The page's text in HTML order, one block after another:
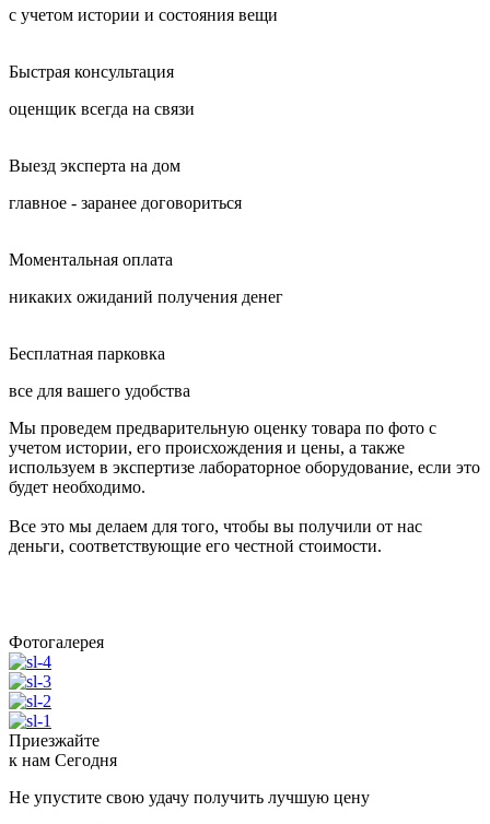
с учетом истории и состояния вещи
Быстрая консультация
оценщик всегда на связи
Выезд эксперта на дом
главное - заранее договориться
Моментальная оплата
никаких ожиданий получения денег
Бесплатная парковка
все для вашего удобства
Мы проведем предварительную оценку товара по фото с
учетом истории, его происхождения и цены, а также
используем в экспертизе лабораторное оборудование, если это
будет необходимо.
Все это мы делаем для того, чтобы вы получили от нас
деньги, соответствующие его честной стоимости.
Фотогалерея
Приезжайте
к нам Сегодня
Не упустите свою удачу получить лучшую цену